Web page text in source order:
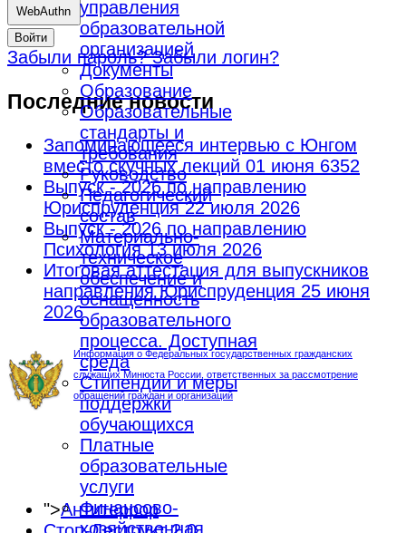
управления
образовательной
организацией
Документы
Образование
Образовательные
стандарты и
требования
Руководство
Педагогический
состав
Материально-
техническое
обеспечение и
оснащенность
образовательного
процесса. Доступная
среда
Стипендии и меры
поддержки
обучающихся
Платные
образовательные
услуги
Финансово-
хозяйственная
WebAuthn
Войти
Забыли пароль?Забыли логин?
Последние новости
Запоминающееся интервью с Юнгом
вместо скучных лекций 01 июня 6352
Выпуск - 2026 по направлению
Юриспруденция22 июля 2026
Выпуск - 2026 по направлению
Психология13 июля 2026
Итоговая аттестация для выпускников
направления Юриспруденция 25 июня
2026
Информация о Федеральных государственных гражданских
служащих Минюста России, ответственных за рассмотрение
обращений граждан и организаций
">Антитеррор